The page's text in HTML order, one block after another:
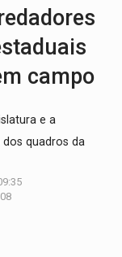
campo
e a
quadros da